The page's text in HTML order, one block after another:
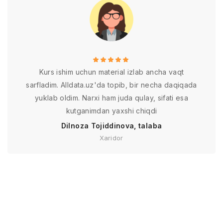
Kurs ishim uchun material izlab ancha vaqt
sarfladim. Alldata.uz'da topib, bir necha daqiqada
yuklab oldim. Narxi ham juda qulay, sifati esa
kutganimdan yaxshi chiqdi
Dilnoza Tojiddinova, talaba
Xaridor